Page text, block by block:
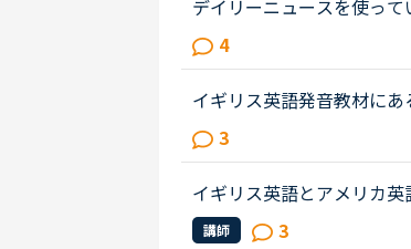
デイリーニュースを使っ
どっち使ってますか？フ
多いのでいつもアメリカ音
4
イギリス英語発音教材に
理由でこちらを選んでい
うか？最近イギリスのBBC
3
イギリス英語とアメリカ
種類があるそうですが、ア
講師 3